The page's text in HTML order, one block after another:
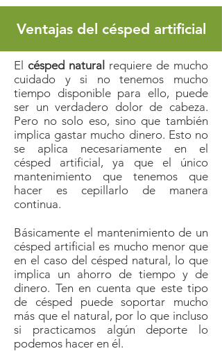
Ventajas del césped artificial
El césped natural requiere de mucho
cuidado y si no tenemos mucho
tiempo disponible para ello, puede
ser un verdadero dolor de cabeza.
Pero no solo eso, sino que también
implica gastar mucho dinero. Esto no
se aplica necesariamente en el
césped artificial, ya que el único
mantenimiento que tenemos que
hacer es cepillarlo de manera
continua.
Básicamente el mantenimiento de un
césped artificial es mucho menor que
en el caso del césped natural, lo que
implica un ahorro de tiempo y de
dinero. Ten en cuenta que este tipo
de césped puede soportar mucho
más que el natural, por lo que incluso
si practicamos algún deporte lo
podemos hacer en él.